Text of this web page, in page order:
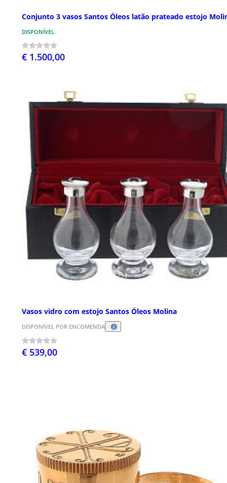
Conjunto 3 vasos Santos Óleos latão prateado estojo
DISPONÍVEL
€ 1.500,00
Vasos vidro com estojo Santos Óleos Molina
DISPONÍVEL POR ENCOMENDA
€ 539,00